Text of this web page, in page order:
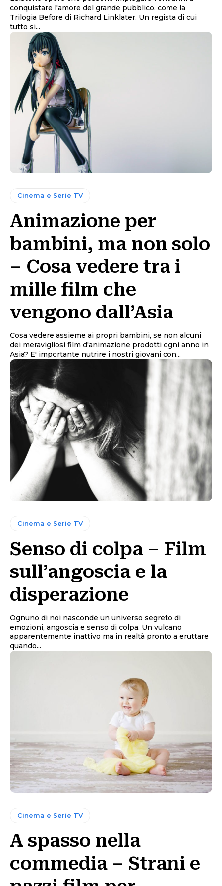
conquistare l'amore del grande pubblico, come la
Trilogia Before di Richard Linklater. Un regista di cui
tutto si...
Cinema e Serie TV
Animazione per
bambini, ma non solo
– Cosa vedere tra i
mille film che
vengono dall’Asia
Cosa vedere assieme ai propri bambini, se non alcuni
dei meravigliosi film d'animazione prodotti ogni anno in
Asia? E' importante nutrire i nostri giovani con...
Cinema e Serie TV
Senso di colpa – Film
sull’angoscia e la
disperazione
Ognuno di noi nasconde un universo segreto di
emozioni, angoscia e senso di colpa. Un vulcano
apparentemente inattivo ma in realtà pronto a eruttare
quando...
Cinema e Serie TV
A spasso nella
commedia – Strani e